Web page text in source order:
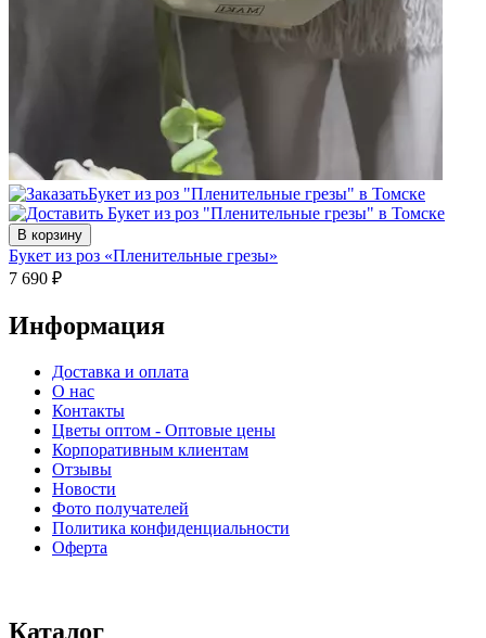
В корзину
Букет из роз «Пленительные грезы»
7 690 ₽
Информация
Доставка и оплата
О нас
Контакты
Цветы оптом - Оптовые цены
Корпоративным клиентам
Отзывы
Новости
Фото получателей
Политика конфиденциальности
Оферта
Каталог